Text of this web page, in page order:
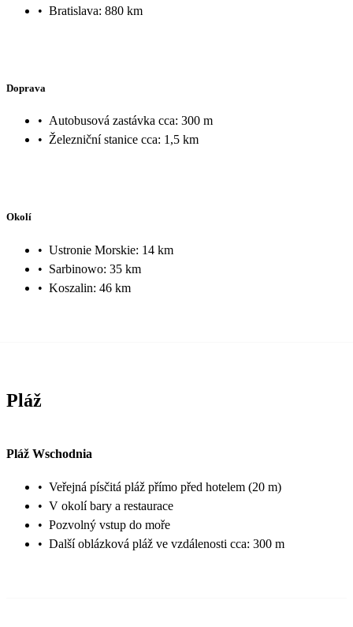
• Bratislava: 880 km
Doprava
• Autobusová zastávka cca: 300 m
• Železniční stanice cca: 1,5 km
Okolí
• Ustronie Morskie: 14 km
• Sarbinowo: 35 km
• Koszalin: 46 km
Pláž
Pláž Wschodnia
• Veřejná písčitá pláž přímo před hotelem (20 m)
• V okolí bary a restaurace
• Pozvolný vstup do moře
• Další oblázková pláž ve vzdálenosti cca: 300 m